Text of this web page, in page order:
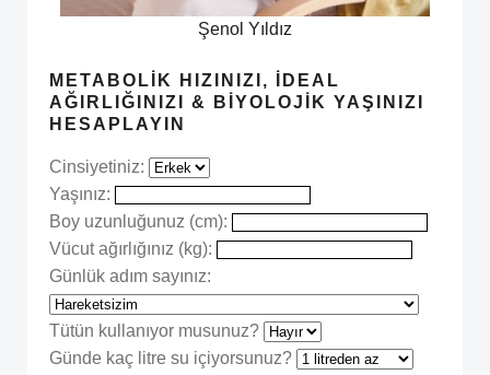
Şenol Yıldız
METABOLIK HIZINIZI, İDEAL
AĞIRLIĞINIZI & BIYOLOJIK YAŞINIZI
HESAPLAYIN
Cinsiyetiniz:
Yaşınız:
Boy uzunluğunuz (cm):
Vücut ağırlığınız (kg):
Günlük adım sayınız:
Tütün kullanıyor musunuz?
Günde kaç litre su içiyorsunuz?